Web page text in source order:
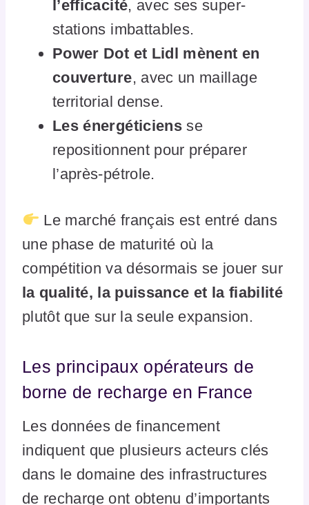
l’efficacité, avec ses super-
stations imbattables.
Power Dot et Lidl mènent en
couverture, avec un maillage
territorial dense.
Les énergéticiensse
repositionnent pour préparer
l’après-pétrole.
Le marché français est entré dans
une phase de maturité où la
compétition va désormais se jouer sur
la qualité, la puissance et la fiabilité
plutôt que sur la seule expansion.
Les principaux opérateurs de
borne de recharge en France
Les données de financement
indiquent que plusieurs acteurs clés
dans le domaine des infrastructures
de recharge ont obtenu d’importants